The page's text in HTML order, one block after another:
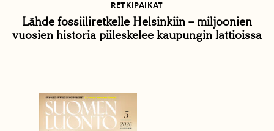
RETKIPAIKAT
Lähde fossiiliretkelle Helsinkiin – miljoonien
vuosien historia piileskelee kaupungin lattioissa